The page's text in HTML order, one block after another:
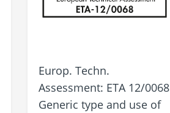
Europ. Techn.
Assessment: ETA 12/0068
Generic type and use of